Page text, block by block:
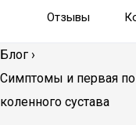
Отзывы
Блог ›
Симптомы и первая
коленного сустава